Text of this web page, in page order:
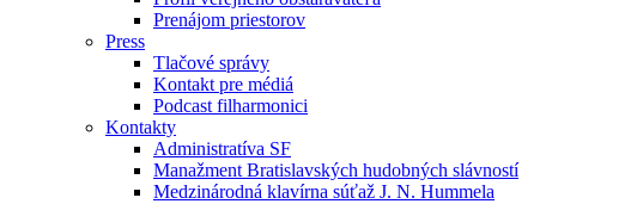
Prenájom priestorov
Press
Tlačové správy
Kontakt pre médiá
Podcast filharmonici
Kontakty
Administratíva SF
Manažment Bratislavských hudobných slávností
Medzinárodná klavírna súťaž J. N. Hummela